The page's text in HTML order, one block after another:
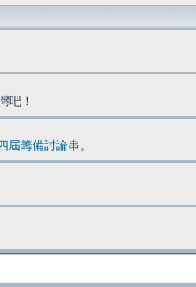
吧！
屆籌備討論串 。